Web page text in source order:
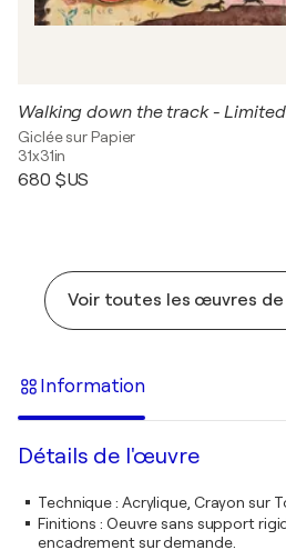
Giclée sur Papier
31x31in
680 $US
Voir toutes les œuvres de
Information
Détails de l'œuvre
Technique: Acrylique, Crayon sur
Finitions : Oeuvre sans support
encadrement sur demande.